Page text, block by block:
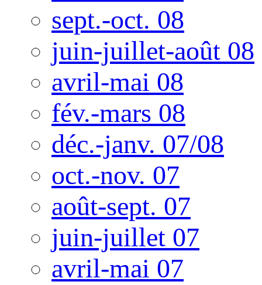
sept.-oct. 08
juin-juillet-août 08
avril-mai 08
fév.-mars 08
déc.-janv. 07/08
oct.-nov. 07
août-sept. 07
juin-juillet 07
avril-mai 07